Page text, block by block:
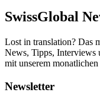
SwissGlobal
Lost in translation? Das
News, Tipps, Interviews
mit unserem
Newsletter